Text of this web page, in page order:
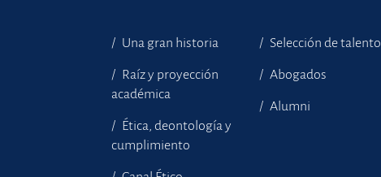
Una gran historia
Raíz y proyección
académica
Ética, deontología y
cumplimiento
Selección de talento
Abogados
Alumni